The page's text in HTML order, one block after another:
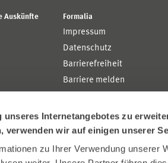
unseres Internetangebotes zu
verwenden wir auf einigen unserer
zu Ihrer Verwendung unserer
Auskünfte
Formalia
Impressum
Datenschutz
Barrierefreiheit
Barriere melden